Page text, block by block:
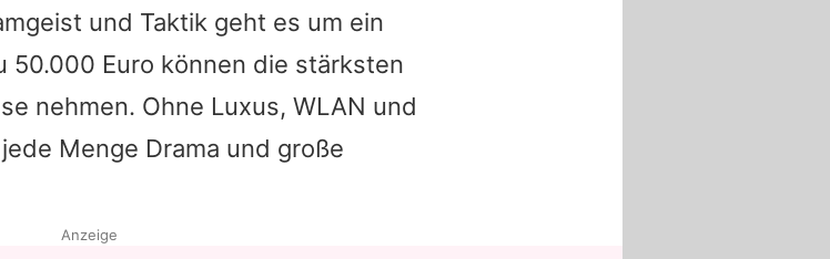
Impressum
Utiq verwalten
und Taktik geht es um ein
50.000 Euro können die stärksten
nehmen. Ohne Luxus, WLAN und
Menge Drama und große
Anzeige